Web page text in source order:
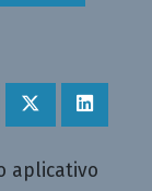
aplicativo